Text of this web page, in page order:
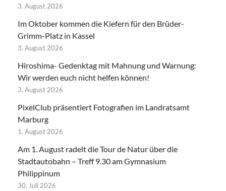
3. August 2026
Im Oktober kommen die Kiefern für den Brüder-
Grimm-Platz in Kassel
3. August 2026
Hiroshima- Gedenktag mit Mahnung und Warnung:
Wir werden euch nicht helfen können!
3. August 2026
PixelClub präsentiert Fotografien im Landratsamt
Marburg
1. August 2026
Am 1. August radelt die Tour de Natur über die
Stadtautobahn – Treff 9.30 am Gymnasium
Philippinum
30. Juli 2026